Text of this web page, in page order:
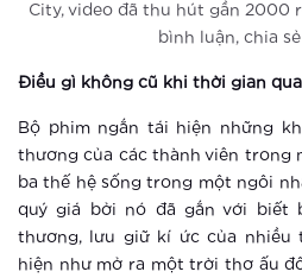
City, video đã thu hút gần 2000
bình luận, chia
Điều gì không cũ khi thời gian
Bộ phim ngắn tái hiện những
thương của các thành viên trong
ba thế hệ sống trong một ngôi
quý giá bởi nó đã gắn với biết
thương, lưu giữ kí ức của nhiều
hiện như mở ra một trời thơ ấu
Vinhomes
The Sapphire 3
Xem thêm
The Sapphire
Nóng sốt
Xem thêm